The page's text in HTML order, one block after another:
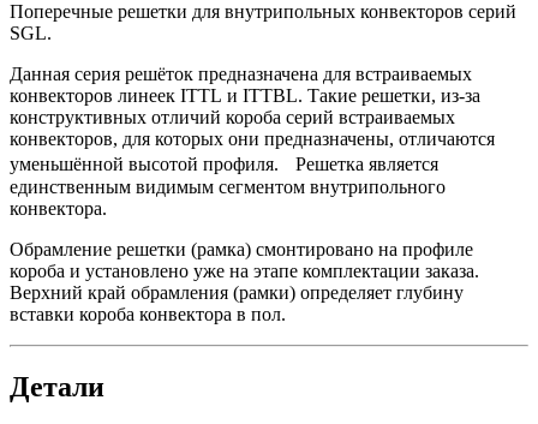
Поперечные решетки для внутрипольных конвекторов серий
SGL.
Данная серия решёток предназначена для встраиваемых
конвекторов линеек ITTL и ITTBL. Такие решетки, из-за
конструктивных отличий короба серий встраиваемых
конвекторов, для которых они предназначены, отличаются
уменьшённой высотой профиля. Решетка является
единственным видимым сегментом внутрипольного
конвектора.
Обрамление решетки (рамка) смонтировано на профиле
короба и установлено уже на этапе комплектации заказа.
Верхний край обрамления (рамки) определяет глубину
вставки короба конвектора в пол.
Детали